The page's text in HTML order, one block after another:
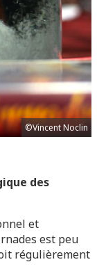
©Vincent Noclin
des
et
est peu
régulièrement